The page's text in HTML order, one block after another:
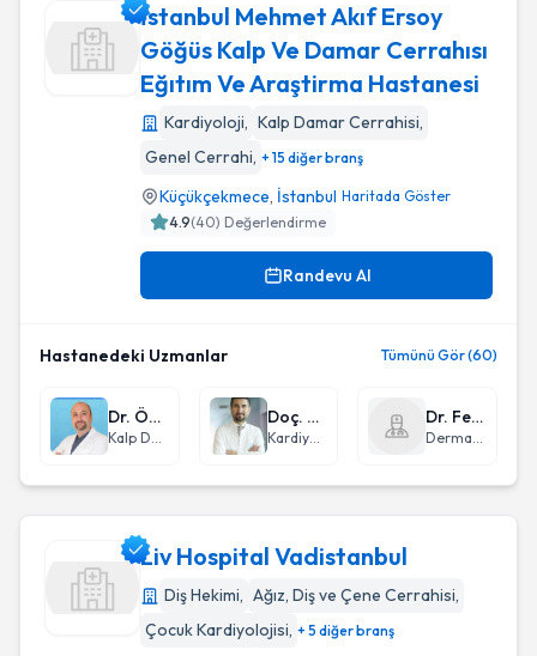
İstanbul Mehmet Akıf Ersoy
Göğüs Kalp Ve Damar Cerrahısı
Eğıtım Ve Araştirma Hastanesi
Kardiyoloji, Kalp Damar Cerrahisi,
Genel Cerrahi, + 15 diğer branş
Küçükçekmece, İstanbul Haritada Göster
4.9(40) Değerlendirme
Randevu Al
Hastanedeki Uzmanlar Tümünü Gör (60)
Dr. Öğr. Üyesi Serhat Bahadır Genç
Kalp Damar Cerrahisi
Doç. Dr. İsmail Gürbak
Kardiyoloji
Dr. Ferhan Cemşitoğlu
Dermatoloji
Liv Hospital Vadistanbul
Diş Hekimi, Ağız, Diş ve Çene Cerrahisi,
Çocuk Kardiyolojisi, + 5 diğer branş